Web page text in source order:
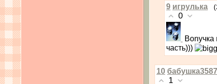
9 игрулька
0
Bonyчка
часть)))
10 бабушка3587
1